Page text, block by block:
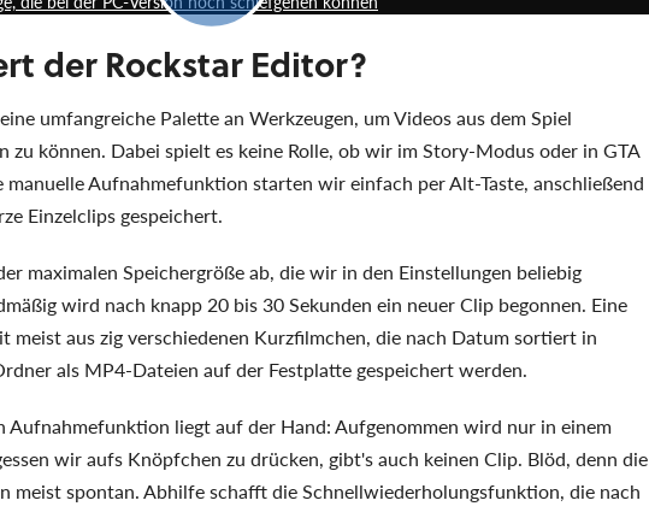
der Rockstar Editor?
umfangreiche Palette an Werkzeugen, um Videos aus dem Spiel
zu können. Dabei spielt es keine Rolle, ob wir im Story-Modus oder in GTA
Aufnahmefunktion starten wir einfach per Alt-Taste, anschließend
Einzelclips gespeichert.
maximalen Speichergröße ab, die wir in den Einstellungen beliebig
wird nach knapp 20 bis 30 Sekunden ein neuer Clip begonnen. Eine
meist aus zig verschiedenen Kurzfilmchen, die nach Datum sortiert in
als MP4-Dateien auf der Festplatte gespeichert werden.
Aufnahmefunktion liegt auf der Hand: Aufgenommen wird nur in einem
wir aufs Knöpfchen zu drücken, gibt's auch keinen Clip. Blöd, denn die
meist spontan. Abhilfe schafft die Schnellwiederholungsfunktion, die nach